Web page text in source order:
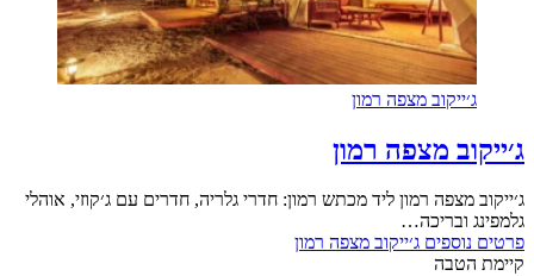
ג׳ייקוב מצפה רמון
ג׳ייקוב מצפה רמון
ג׳ייקוב מצפה רמון ליד מכתש רמון: חדרי גלריה, חדרים עם ג׳קוזי, אוהלי
גלמפינג ובריכה…
פרטים נוספים ג׳ייקוב מצפה רמון
קיימת הטבה